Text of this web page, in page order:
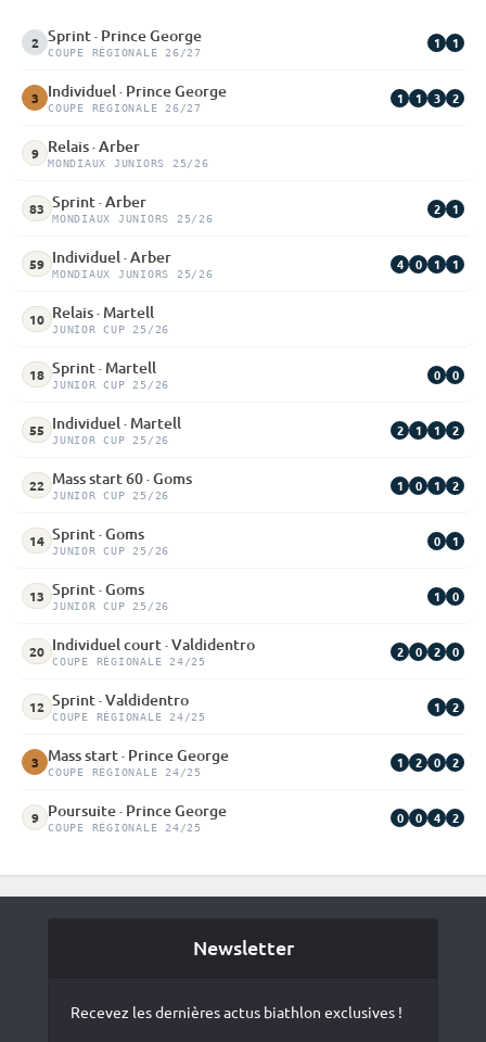
2 Sprint · Prince George
COUPE RÉGIONALE 26/27
1 1
3 Individuel · Prince George
COUPE RÉGIONALE 26/27
1 1 3 2
9 Relais · Arber
MONDIAUX JUNIORS 25/26
83 Sprint · Arber
MONDIAUX JUNIORS 25/26
2 1
59 Individuel · Arber
MONDIAUX JUNIORS 25/26
4 0 1 1
10 Relais · Martell
JUNIOR CUP 25/26
18 Sprint · Martell
JUNIOR CUP 25/26
0 0
55 Individuel · Martell
JUNIOR CUP 25/26
2 1 1 2
22 Mass start 60 · Goms
JUNIOR CUP 25/26
1 0 1 2
14 Sprint · Goms
JUNIOR CUP 25/26
0 1
13 Sprint · Goms
JUNIOR CUP 25/26
1 0
20 Individuel court · Valdidentro
COUPE RÉGIONALE 24/25
2 0 2 0
12 Sprint · Valdidentro
COUPE RÉGIONALE 24/25
1 2
3 Mass start · Prince George
COUPE RÉGIONALE 24/25
1 2 0 2
9 Poursuite · Prince George
COUPE RÉGIONALE 24/25
0 0 4 2
Newsletter
Recevez les dernières actus biathlon exclusives !